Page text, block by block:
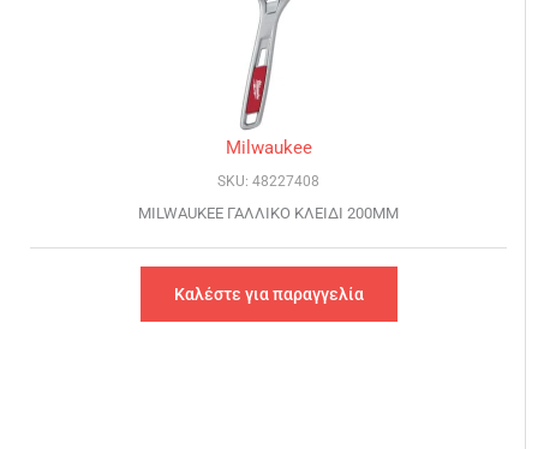
Milwaukee
SKU: 48227408
MILWAUKEE ΓΑΛΛΙΚΟ ΚΛΕΙΔΙ 200MM
Καλέστε για παραγγελία